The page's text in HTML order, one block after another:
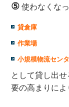
⑤ 使わなくな
貸倉庫
作業場
小規模物流セン
として貸し出
要の高まりによ